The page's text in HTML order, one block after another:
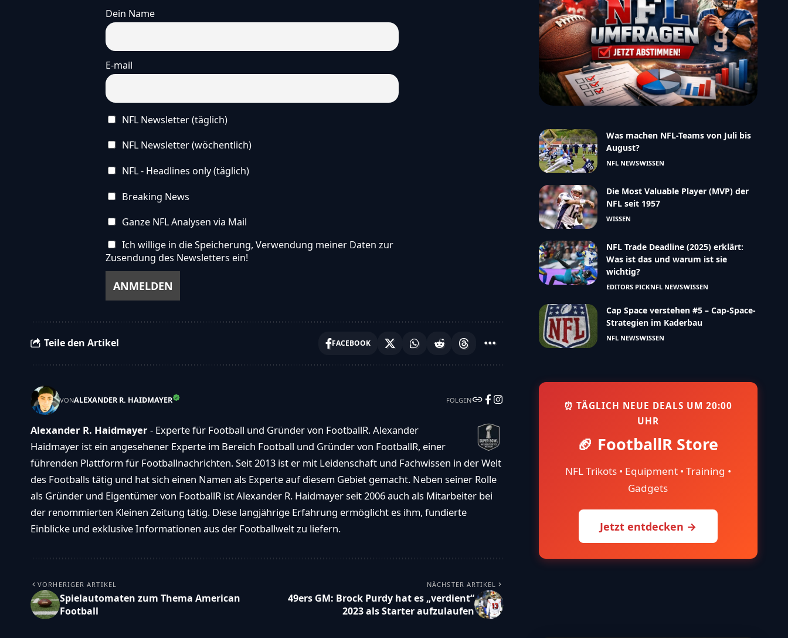
Dein Name
E-mail
NFL Newsletter (täglich)
NFL Newsletter (wöchentlich)
NFL - Headlines only (täglich)
Breaking News
Ganze NFL Analysen via Mail
Ich willige in die Speicherung, Verwendung meiner Daten zur
Zusendung des Newsletters ein!
Teile den Artikel FACEBOOK
VONALEXANDER R. HAIDMAYER FOLGEN
Alexander R. Haidmayer- Experte für Football und Gründer von FootballR. Alexander
Haidmayer ist ein angesehener Experte im Bereich Football und Gründer von FootballR, einer
führenden Plattform für Footballnachrichten. Seit 2013 ist er mit Leidenschaft und Fachwissen in der Welt
des Footballs tätig und hat sich einen Namen als Experte auf diesem Gebiet gemacht. Neben seiner Rolle
als Gründer und Eigentümer von FootballR ist Alexander R. Haidmayer seit 2006 auch als Mitarbeiter bei
der renommierten Kleinen Zeitung tätig. Diese langjährige Erfahrung ermöglicht es ihm, fundierte
Einblicke und exklusive Informationen aus der Footballwelt zu liefern.
VORHERIGER ARTIKEL
Spielautomaten zum Thema American
Football
NÄCHSTER ARTIKEL
49ers GM: Brock Purdy hat es „verdient“
2023 als Starter aufzulaufen
Was machen NFL-Teams von Juli bis
August?
NFL NEWSWISSEN
Die Most Valuable Player (MVP) der
NFL seit 1957
WISSEN
NFL Trade Deadline (2025) erklärt:
Was ist das und warum ist sie
wichtig?
EDITORS PICKNFL NEWSWISSEN
Cap Space verstehen #5 – Cap-Space-
Strategien im Kaderbau
NFL NEWSWISSEN
⏰ TÄGLICH NEUE DEALS UM 20:00
UHR
🏈 FootballR Store
NFL Trikots • Equipment • Training •
Gadgets
Jetzt entdecken →